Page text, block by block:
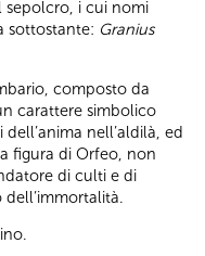
i cui nomi
sottostante: Granius
composto da
carattere simbolico
nell’aldilà, ed
figura di Orfeo, non
di culti e di
dell’immortalità.